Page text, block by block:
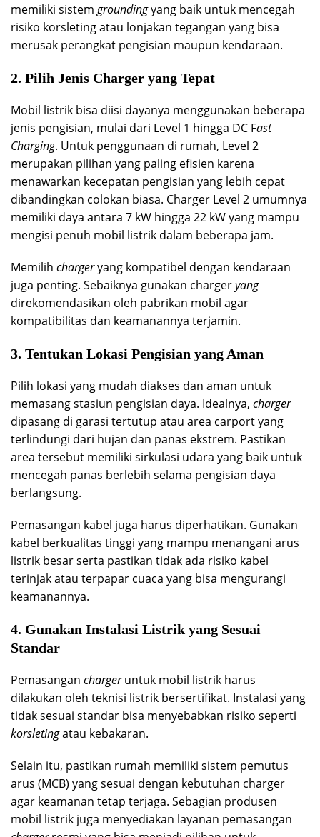
memiliki sistem groundingyang baik untuk mencegah
risiko korsleting atau lonjakan tegangan yang bisa
merusak perangkat pengisian maupun kendaraan.
2. Pilih Jenis Charger yang Tepat
Mobil listrik bisa diisi dayanya menggunakan beberapa
jenis pengisian, mulai dari Level 1 hingga DC Fast
Charging. Untuk penggunaan di rumah, Level 2
merupakan pilihan yang paling efisien karena
menawarkan kecepatan pengisian yang lebih cepat
dibandingkan colokan biasa. Charger Level 2 umumnya
memiliki daya antara 7 kW hingga 22 kW yang mampu
mengisi penuh mobil listrik dalam beberapa jam.
Memilih chargeryang kompatibel dengan kendaraan
juga penting. Sebaiknya gunakan chargeryang
direkomendasikan oleh pabrikan mobil agar
kompatibilitas dan keamanannya terjamin.
3. Tentukan Lokasi Pengisian yang Aman
Pilih lokasi yang mudah diakses dan aman untuk
memasang stasiun pengisian daya. Idealnya, charger
dipasang di garasi tertutup atau area carport yang
terlindungi dari hujan dan panas ekstrem. Pastikan
area tersebut memiliki sirkulasi udara yang baik untuk
mencegah panas berlebih selama pengisian daya
berlangsung.
Pemasangan kabel juga harus diperhatikan. Gunakan
kabel berkualitas tinggi yang mampu menangani arus
listrik besar serta pastikan tidak ada risiko kabel
terinjak atau terpapar cuaca yang bisa mengurangi
keamanannya.
4. Gunakan Instalasi Listrik yang Sesuai
Standar
Pemasangan chargeruntuk mobil listrik harus
dilakukan oleh teknisi listrik bersertifikat. Instalasi yang
tidak sesuai standar bisa menyebabkan risiko seperti
korsletingatau kebakaran.
Selain itu, pastikan rumah memiliki sistem pemutus
arus (MCB) yang sesuai dengan kebutuhan charger
agar keamanan tetap terjaga. Sebagian produsen
mobil listrik juga menyediakan layanan pemasangan